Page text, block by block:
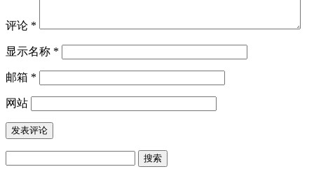
评论 *
显示名称 *
邮箱 *
网站